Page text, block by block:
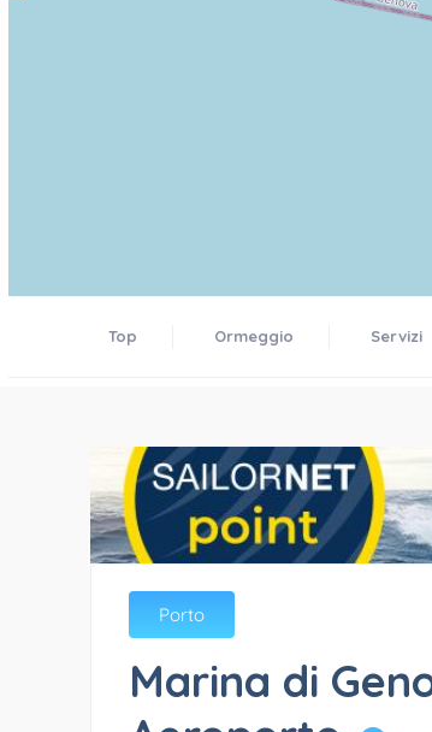
Top Ormeggio Servizi
Porto
Marina di